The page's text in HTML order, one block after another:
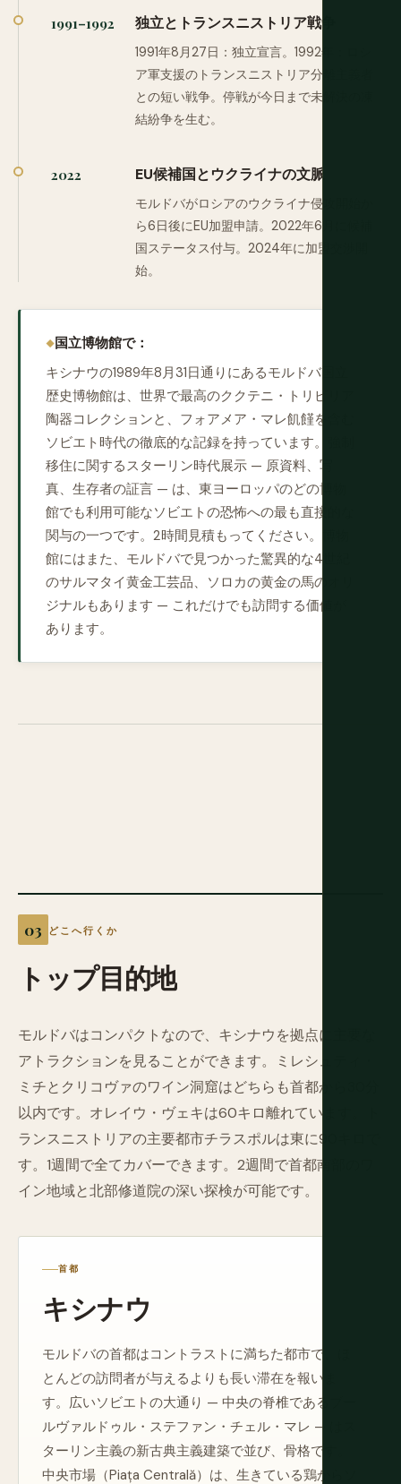
1991–1992 独立とトランスニストリア戦争
1991年8月27日：独立宣言。1992年：ロシ
ア軍支援のトランスニストリア分離主義者
との短い戦争。停戦が今日まで未解決の凍
結紛争を生む。
2022 EU候補国とウクライナの文脈
モルドバがロシアのウクライナ侵攻開始か
ら6日後にEU加盟申請。2022年6月に候補
国ステータス付与。2024年に加盟交渉開
始。
国立博物館で：
キシナウの1989年8月31日通りにあるモルドバ国立
歴史博物館は、世界で最高のククテニ・トリピリア
陶器コレクションと、フォアメア・マレ飢饉を含む
ソビエト時代の徹底的な記録を持っています。強制
移住に関するスターリン時代展示 — 原資料、写
真、生存者の証言 — は、東ヨーロッパのどの博物
館でも利用可能なソビエトの恐怖への最も直接的な
関与の一つです。2時間見積もってください。博物
館にはまた、モルドバで見つかった驚異的な4世紀
のサルマタイ黄金工芸品、ソロカの黄金の馬のオリ
ジナルもあります — これだけでも訪問する価値が
あります。
どこへ行くか
トップ目的地
モルドバはコンパクトなので、キシナウを拠点に主要な
アトラクションを見ることができます。ミレシュティ・
ミチとクリコヴァのワイン洞窟はどちらも首都から30分
以内です。オレイウ・ヴェキは60キロ離れています。ト
ランスニストリアの主要都市チラスポルは東に90キロで
す。1週間で全てカバーできます。2週間で首都南部のワ
イン地域と北部修道院の深い探検が可能です。
首都
キシナウ
モルドバの首都はコントラストに満ちた都市で、ほ
とんどの訪問者が与えるよりも長い滞在を報いま
す。広いソビエトの大通り — 中央の脊椎であるブー
ルヴァルドゥル・ステファン・チェル・マレ — はス
ターリン主義の新古典主義建築で並び、骨格です。
中央市場（Piața Centrală）は、生きている鶏からソ